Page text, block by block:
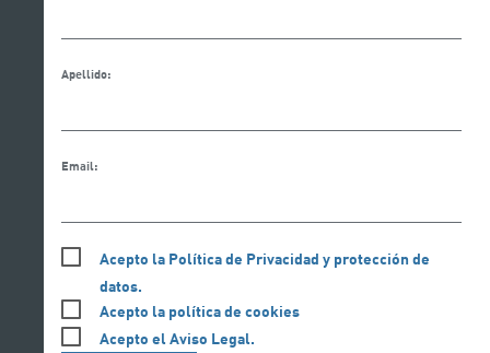
Apellido:
Email:
Acepto la Política de Privacidad y protección de
datos.
Acepto la política de cookies
Acepto el Aviso Legal.